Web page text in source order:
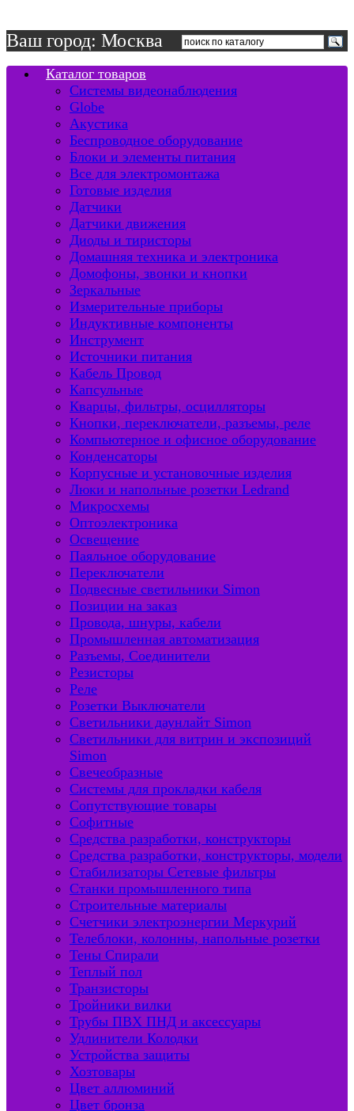
Ваш город: Москва
Каталог товаров
Системы видеонаблюдения
Globe
Акустика
Беспроводное оборудование
Блоки и элементы питания
Все для электромонтажа
Готовые изделия
Датчики
Датчики движения
Диоды и тиристоры
Домашняя техника и электроника
Домофоны, звонки и кнопки
Зеркальные
Измерительные приборы
Индуктивные компоненты
Инструмент
Источники питания
Кабель Провод
Капсульные
Кварцы, фильтры, осцилляторы
Кнопки, переключатели, разъемы, реле
Компьютерное и офисное оборудование
Конденсаторы
Корпусные и установочные изделия
Люки и напольные розетки Ledrand
Микросхемы
Оптоэлектроника
Освещение
Паяльное оборудование
Переключатели
Подвесные светильники Simon
Позиции на заказ
Провода, шнуры, кабели
Промышленная автоматизация
Разъемы, Соединители
Резисторы
Реле
Розетки Выключатели
Светильники даунлайт Simon
Светильники для витрин и экспозиций
Simon
Свечеобразные
Системы для прокладки кабеля
Сопутствующие товары
Софитные
Средства разработки, конструкторы
Средства разработки, конструкторы, модели
Стабилизаторы Сетевые фильтры
Станки промышленного типа
Строительные материалы
Счетчики электроэнергии Меркурий
Телеблоки, колонны, напольные розетки
Тены Спирали
Теплый пол
Транзисторы
Тройники вилки
Трубы ПВХ ПНД и аксессуары
Удлинители Колодки
Устройства защиты
Хозтовары
Цвет аллюминий
Цвет бронза